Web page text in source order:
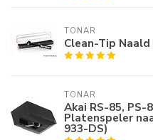
TONAR
Clean-Tip
TONAR
Akai RS-85, PS-
Platenspeler
933-DS)